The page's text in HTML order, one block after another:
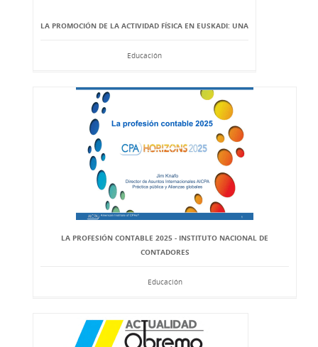
LA PROMOCIÓN DE LA ACTIVIDAD FÍSICA EN EUSKADI: UNA
Educación
LA PROFESIÓN CONTABLE 2025 - INSTITUTO NACIONAL DE
CONTADORES
Educación